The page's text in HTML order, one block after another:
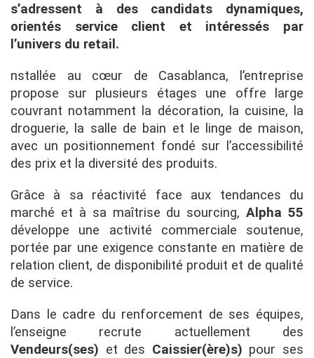
s’adressent à des candidats dynamiques,
orientés service client et intéressés par
l’univers du retail.
nstallée au cœur de Casablanca, l’entreprise
propose sur plusieurs étages une offre large
couvrant notamment la décoration, la cuisine, la
droguerie, la salle de bain et le linge de maison,
avec un positionnement fondé sur l’accessibilité
des prix et la diversité des produits.
Grâce à sa réactivité face aux tendances du
marché et à sa maîtrise du sourcing,Alpha 55
développe une activité commerciale soutenue,
portée par une exigence constante en matière de
relation client, de disponibilité produit et de qualité
de service.
Dans le cadre du renforcement de ses équipes,
l’enseigne recrute actuellement des
Vendeurs(ses) et des Caissier(ère)s) pour ses